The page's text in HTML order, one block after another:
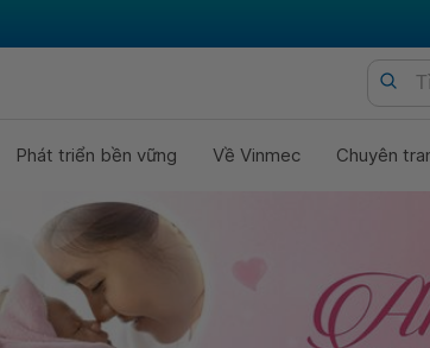
Phát triển bền vững Về Vinmec Chuyên